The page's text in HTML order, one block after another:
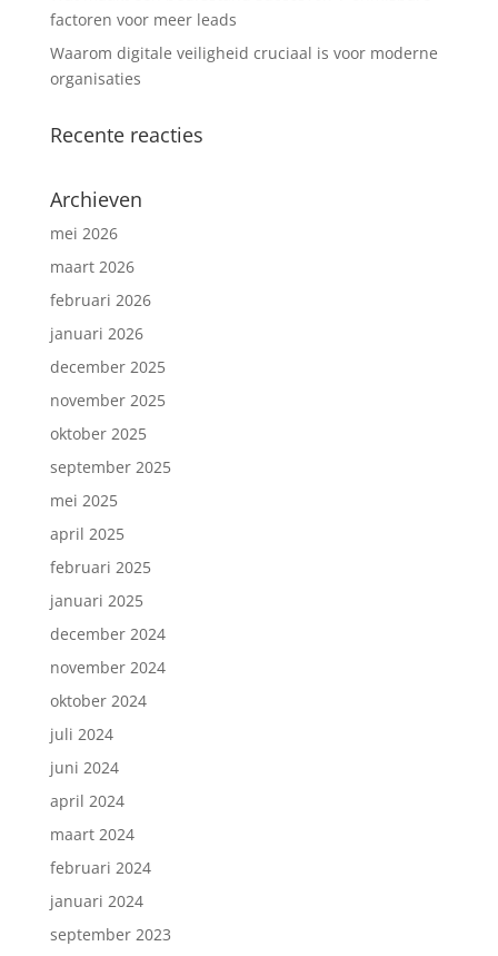
factoren voor meer leads
Waarom digitale veiligheid cruciaal is voor moderne
organisaties
Recente reacties
Archieven
mei 2026
maart 2026
februari 2026
januari 2026
december 2025
november 2025
oktober 2025
september 2025
mei 2025
april 2025
februari 2025
januari 2025
december 2024
november 2024
oktober 2024
juli 2024
juni 2024
april 2024
maart 2024
februari 2024
januari 2024
september 2023